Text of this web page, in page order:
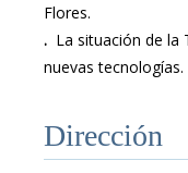
Flores.
. La situación de la
nuevas tecnologías.
Dirección